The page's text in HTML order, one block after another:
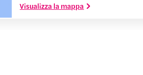
Visualizza la mappa